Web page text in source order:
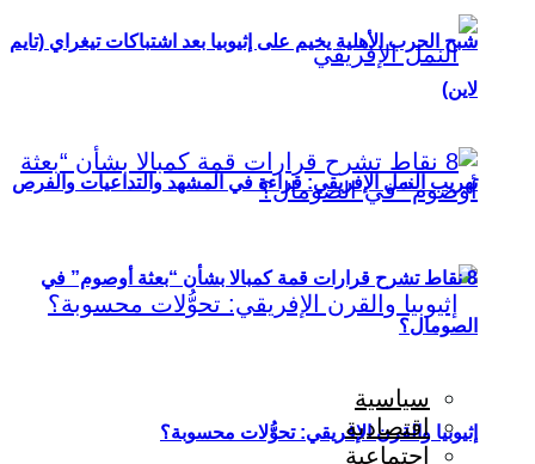
تهريب النمل الإفريقي: قراءة في المشهد والتداعيات والفرص
إثيوبيا والقرن الإفريقي: تحوُّلات محسوبة؟
شبح الحرب الأهلية يخيم على إثيوبيا بعد اشتباكات تيغراي (تايم
لاين)
8 نقاط تشرح قرارات قمة كمبالا بشأن “بعثة أوصوم” في
الصومال؟
سياسية
اقتصادية
اجتماعية